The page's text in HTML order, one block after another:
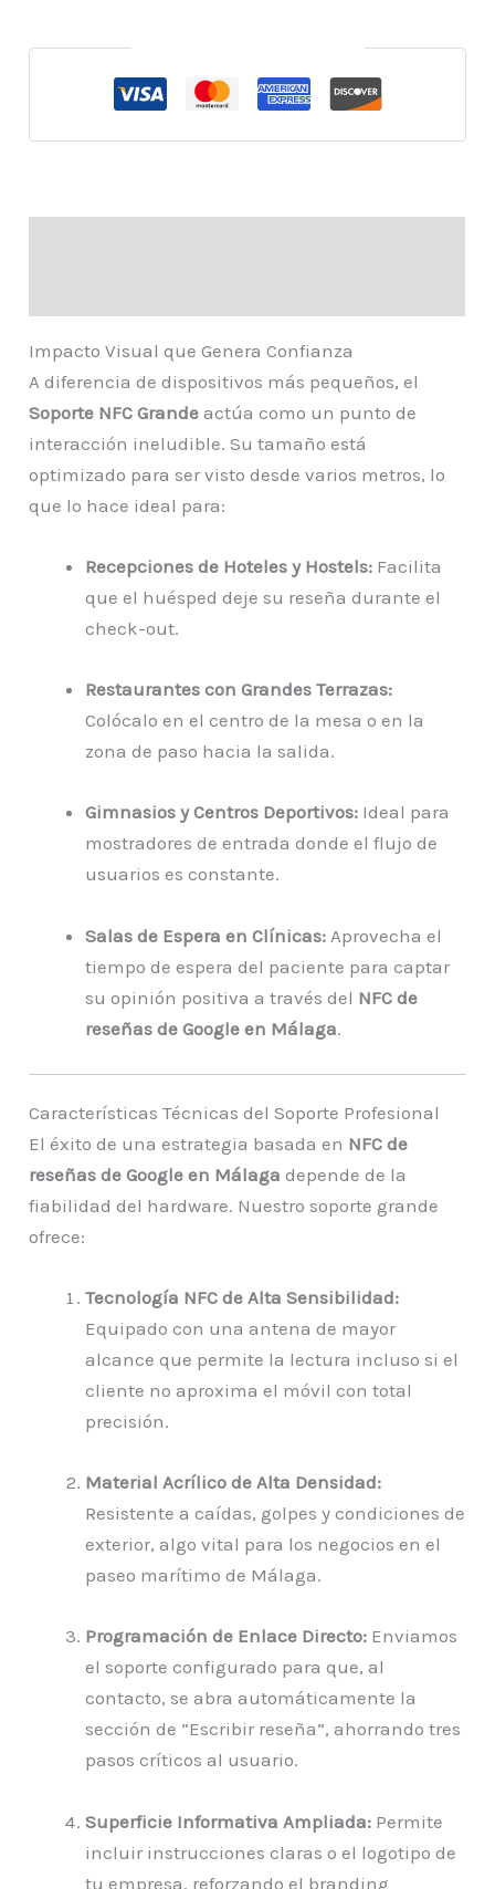
Impacto Visual que Genera Confianza
A diferencia de dispositivos más pequeños, el
Soporte NFC Grande actúa como un punto de
interacción ineludible. Su tamaño está
optimizado para ser visto desde varios metros, lo
que lo hace ideal para:
Recepciones de Hoteles y Hostels: Facilita
que el huésped deje su reseña durante el
check-out.
Restaurantes con Grandes Terrazas:
Colócalo en el centro de la mesa o en la
zona de paso hacia la salida.
Gimnasios y Centros Deportivos: Ideal para
mostradores de entrada donde el flujo de
usuarios es constante.
Salas de Espera en Clínicas: Aprovecha el
tiempo de espera del paciente para captar
su opinión positiva a través del NFC de
reseñas de Google en Málaga.
Características Técnicas del Soporte Profesional
El éxito de una estrategia basada en NFC de
reseñas de Google en Málaga depende de la
fiabilidad del hardware. Nuestro soporte grande
ofrece:
Tecnología NFC de Alta Sensibilidad:
Equipado con una antena de mayor
alcance que permite la lectura incluso si el
cliente no aproxima el móvil con total
precisión.
Material Acrílico de Alta Densidad:
Resistente a caídas, golpes y condiciones de
exterior, algo vital para los negocios en el
paseo marítimo de Málaga.
Programación de Enlace Directo: Enviamos
el soporte configurado para que, al
contacto, se abra automáticamente la
sección de “Escribir reseña”, ahorrando tres
pasos críticos al usuario.
Superficie Informativa Ampliada: Permite
incluir instrucciones claras o el logotipo de
tu empresa, reforzando el branding